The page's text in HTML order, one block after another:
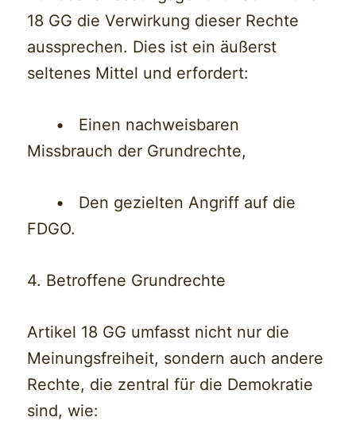
18 GG die Verwirkung dieser Rechte
aussprechen. Dies ist ein äußerst
seltenes Mittel und erfordert:
• Einen nachweisbaren
Missbrauch der Grundrechte,
• Den gezielten Angriff auf die
FDGO.
4. Betroffene Grundrechte
Artikel 18 GG umfasst nicht nur die
Meinungsfreiheit, sondern auch andere
Rechte, die zentral für die Demokratie
sind, wie: